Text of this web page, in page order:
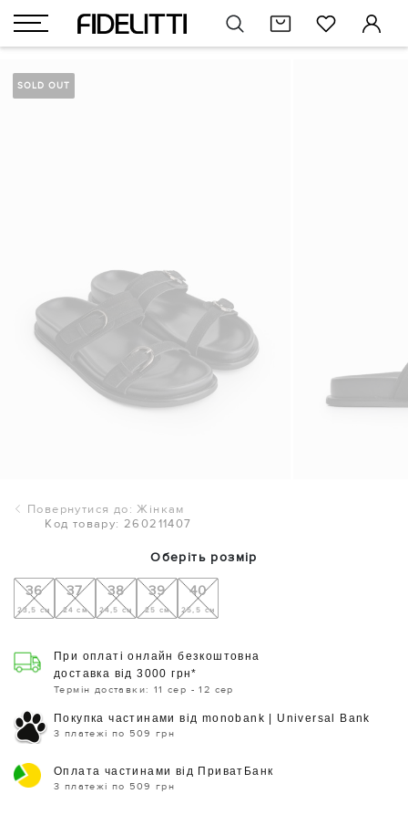
SOLD OUT
Повернутися до: Жінкам
Код товару: 260211407
Оберіть розмір
36
23,5 см
37
24 см
38
24,5 см
39
25 см
40
25,5 см
При оплаті онлайн безкоштовна
доставка від 3000 грн*
Термін доставки: 11 сер - 12 сер
Покупка частинами від monobank | Universal Bank
3 платежі по 509 грн
Оплата частинами від ПриватБанк
3 платежі по 509 грн